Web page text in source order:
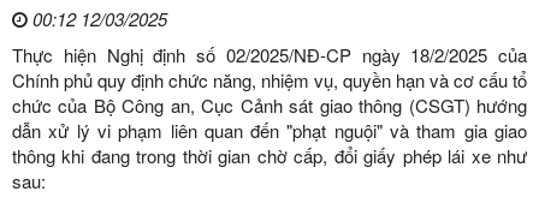
00:12 12/03/2025
Thực hiện Nghị định số 02/2025/NĐ-CP ngày 18/2/2025 của
Chính phủ quy định chức năng, nhiệm vụ, quyền hạn và cơ cấu tổ
chức của Bộ Công an, Cục Cảnh sát giao thông (CSGT) hướng
dẫn xử lý vi phạm liên quan đến "phạt nguội" và tham gia giao
thông khi đang trong thời gian chờ cấp, đổi giấy phép lái xe như
sau: